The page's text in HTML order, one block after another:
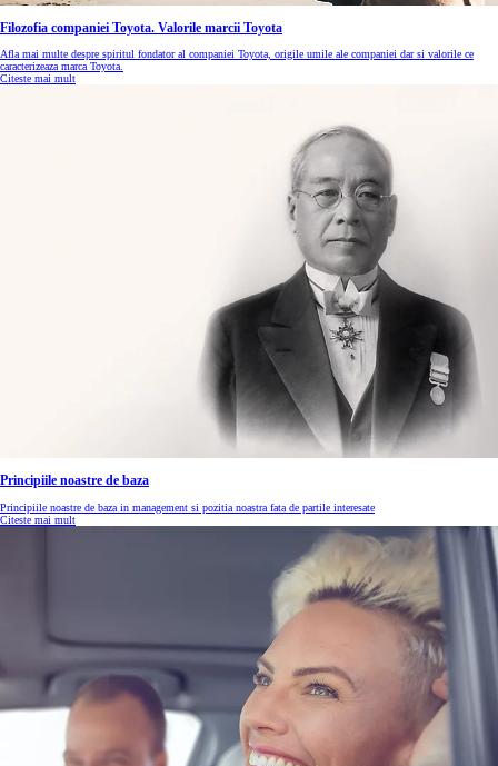
Filozofia companiei Toyota. Valorile marcii Toyota
Afla mai multe despre spiritul fondator al companiei Toyota, origile umile ale companiei dar si valorile ce
caracterizeaza marca Toyota.
Citeste mai mult
Principiile noastre de baza
Principiile noastre de baza in management si pozitia noastra fata de partile interesate
Citeste mai mult